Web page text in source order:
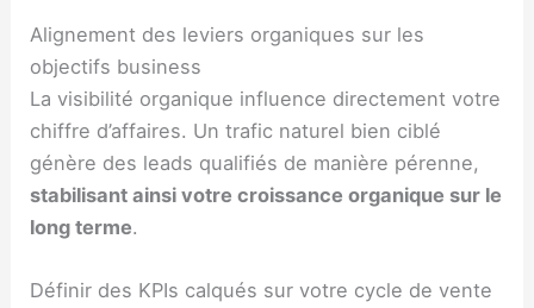
Alignement des leviers organiques sur les
objectifs business
La visibilité organique influence directement votre
chiffre d’affaires. Un trafic naturel bien ciblé
génère des leads qualifiés de manière pérenne,
stabilisant ainsi votre croissance organique sur le
long terme.
Définir des KPIs calqués sur votre cycle de vente